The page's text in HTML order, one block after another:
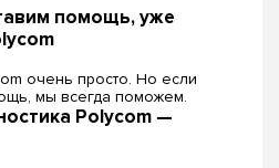
помощь, уже
очень просто. Но если
мы всегда поможем.
Polycom —